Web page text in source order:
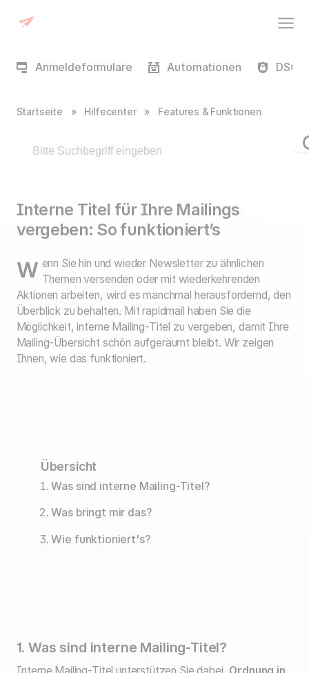
Anmeldeformulare Automationen
Startseite » Hilfecenter » Features & Funktionen
Interne Titel für Ihre Mailings
vergeben: So funktioniert’s
Wenn Sie hin und wieder Newsletter zu ähnlichen Themen versenden oder mit wiederkehrenden
Aktionen arbeiten, wird es manchmal herausfordernd, den
Überblick zu behalten. Mit rapidmail haben Sie die
Möglichkeit, interne Mailing-Titel zu vergeben, damit Ihre
Mailing-Übersicht schön aufgeräumt bleibt. Wir zeigen
Ihnen, wie das funktioniert.
Übersicht
Was sind interne Mailing-Titel?
Was bringt mir das?
Wie funktioniert's?
1. Was sind interne Mailing-Titel?